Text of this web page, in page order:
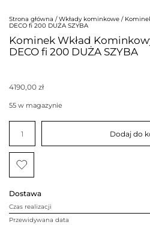
Strona główna /Wkłady kominkowe /
DECO fi 200 DUŻA SZYBA
Kominek Wkład
DECO fi 200 DUŻA SZYBA
Dostawa
Czas realizacji
Przewidywana data
4190,00 zł
55 w magazynie
ilość
Kominek
Kominkowy
Żeliwny
ZUZIA
DECO
fi
DUŻA
SZYBA
Dodaj do